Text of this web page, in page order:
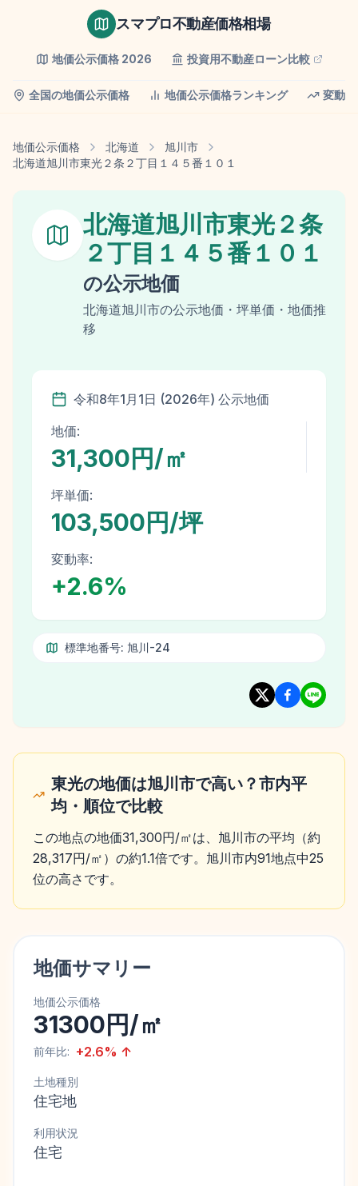
スマプロ不動産価格相場
地価公示価格 2026 投資用不動産ローン比較
全国の地価公示価格 地価公示価格ランキング 変動
地価公示価格 北海道
旭川市
北海道旭川市東光２条２丁目１４５番１０１
北海道旭川市東光２条
２丁目１４５番１０１
の公示地価
北海道旭川市の公示地価 ・坪単価・地価推
移
令和8年1月1日 (2026年) 公示地価
地価:
31,300円/㎡
坪単価:
103,500円/坪
変動率:
+2.6%
標準地番号: 旭川-24
東光の地価は旭川市で高い？市内平
均・順位で比較
この地点の地価31,300円/㎡は、旭川市の平均（約
28,317円/㎡）の約1.1倍です。旭川市内91地点中25
位の高さです。
地価サマリー
地価公示価格
31300円/㎡
前年比: +2.6% ↑
土地種別
住宅地
利用状況
住宅